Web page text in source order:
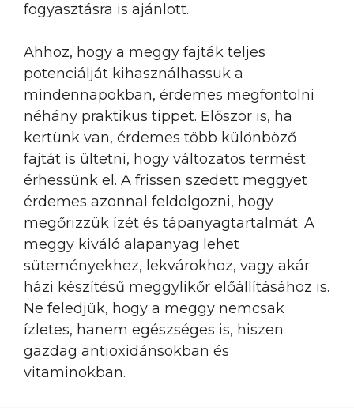
fogyasztásra is ajánlott.
Ahhoz, hogy a meggy fajták teljes
potenciálját kihasználhassuk a
mindennapokban, érdemes megfontolni
néhány praktikus tippet. Először is, ha
kertünk van, érdemes több különböző
fajtát is ültetni, hogy változatos termést
érhessünk el. A frissen szedett meggyet
érdemes azonnal feldolgozni, hogy
megőrizzük ízét és tápanyagtartalmát. A
meggy kiváló alapanyag lehet
süteményekhez, lekvárokhoz, vagy akár
házi készítésű meggylikőr előállításához is.
Ne feledjük, hogy a meggy nemcsak
ízletes, hanem egészséges is, hiszen
gazdag antioxidánsokban és
vitaminokban.